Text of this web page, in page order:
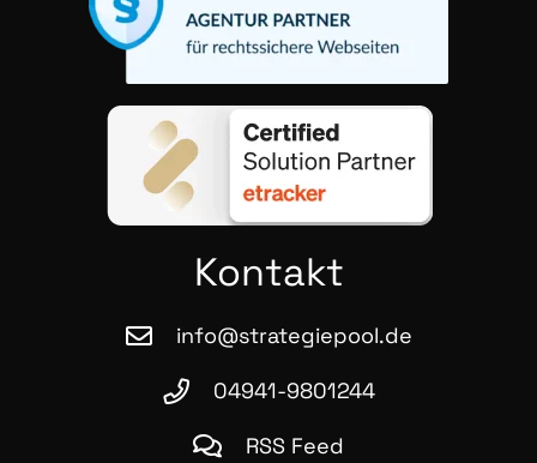
Kon­takt
info@strategiepool.de
04941-9801244
RSS Feed